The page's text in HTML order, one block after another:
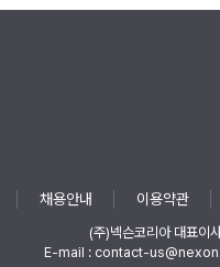
채용안내 이용약관
(주)넥슨코리아 대표이
E-mail : contact-